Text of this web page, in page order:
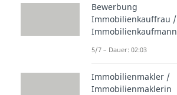
Bewerbung
Immobilienkauffrau /
Immobilienkaufmann
5/7 – Dauer: 02:03
Immobilienmakler /
Immobilienmaklerin